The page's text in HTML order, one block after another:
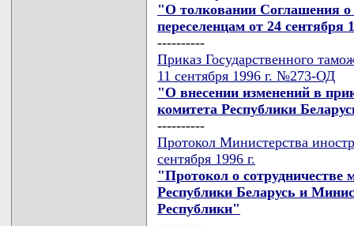
"О толковании Соглашения
переселенцам от 24 сентября
----------
Приказ Государственного
11 сентября 1996 г. №273-ОД
"О внесении изменений в
комитета Республики
----------
Протокол Министерства
сентября 1996 г.
"Протокол о
Республики Беларусь и
Республики"